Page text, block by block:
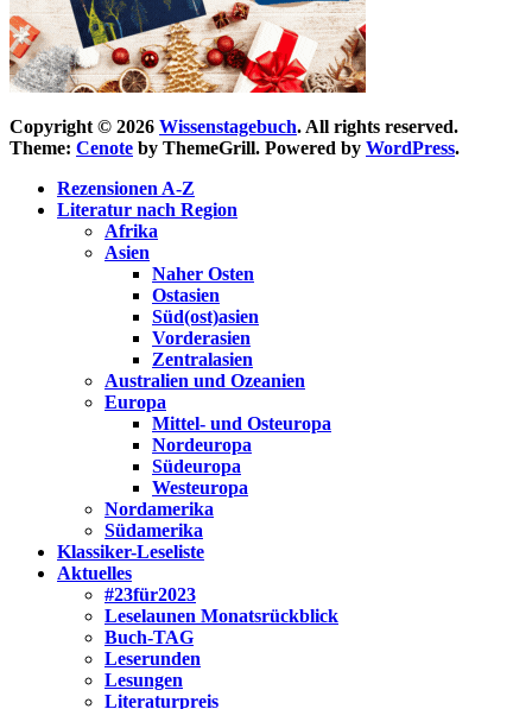
Copyright © 2026 Wissenstagebuch. All rights reserved.
Theme: Cenote by ThemeGrill. Powered by WordPress.
Rezensionen A-Z
Literatur nach Region
Afrika
Asien
Naher Osten
Ostasien
Süd(ost)asien
Vorderasien
Zentralasien
Australien und Ozeanien
Europa
Mittel- und Osteuropa
Nordeuropa
Südeuropa
Westeuropa
Nordamerika
Südamerika
Klassiker-Leseliste
Aktuelles
#23für2023
Leselaunen Monatsrückblick
Buch-TAG
Leserunden
Lesungen
Literaturpreis